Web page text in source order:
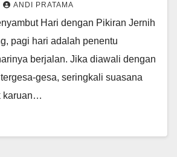
ANDI PRATAMA
Hari dengan Pikiran Jernih
pagi hari adalah penentu
berjalan. Jika diawali dengan
gesa, seringkali suasana
karuan…